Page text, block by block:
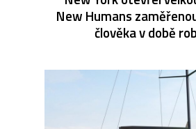
New Humans
člověka v době